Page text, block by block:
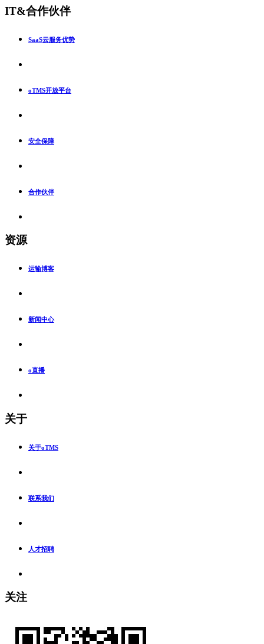
IT&合作伙伴
SaaS云服务优势
oTMS开放平台
安全保障
合作伙伴
资源
运输博客
新闻中心
o直播
关于
关于oTMS
联系我们
人才招聘
关注